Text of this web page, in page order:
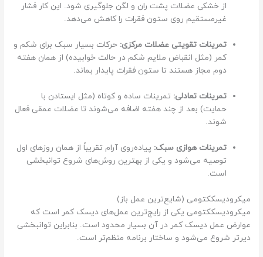
س
ک
ک
م
از خشکی عضلات پشت ران و لگن جلوگیری شود. این کار فشار
غیرمستقیم روی ستون فقرات را کاهش می‌دهد.
تمرینات تقویتی عضلات مرکزی: حرکات بسیار سبک برای شکم و
کمر (مثل انقباض ملایم شکم در حالت خوابیده) از همان هفته
دوم مجاز هستند تا ستون فقرات پایدار بماند.
تمرینات تعادلی: تمرینات ساده و کوتاه (مثل ایستادن با
حمایت) بعد از چند هفته اضافه می‌شوند تا عضلات عمقی فعال
شوند.
تمرینات هوازی سبک: پیاده‌روی آرام تقریباً از همان روزهای اول
توصیه می‌شود و یکی از بهترین روش‌های شروع توانبخشی
است.
میکرودیسککتومی (شایع‌ترین عمل باز)
میکرودیسککتومی یکی از رایج‌ترین عمل‌های دیسک کمر است که
عوارض عمل دیسک کمر در آن بسیار محدود است. بنابراین توانبخشی
دیرتر شروع می‌شود و ساختار برنامه منظم‌تر است.